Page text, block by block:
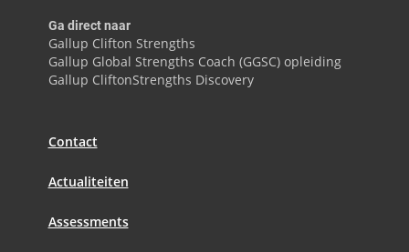
Ga direct naar
Gallup Clifton Strengths
Gallup Global Strengths Coach (GGSC) opleiding
Gallup CliftonStrengths Discovery
Contact
Actualiteiten
Assessments